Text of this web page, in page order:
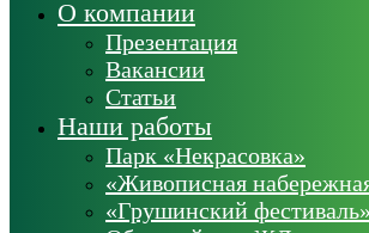
О компании
Презентация
Вакансии
Статьи
Наши работы
Парк «Некрасовка»
«Живописная
«Грушинский фестиваль»